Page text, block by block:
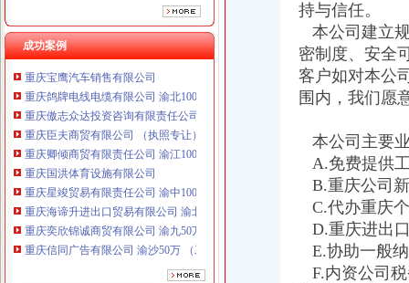
成功案例
重庆奕欣锦诚商贸有限公司 渝九50万 （工商注册）
重庆信同广告有限公司 渝沙50万 （工商注册）
重庆三虹房地产营销策划有限公司
重庆鸽牌电线电缆有限公司 渝北10010万 (进出口权)
重庆傲志众达投资咨询有限责任公司 渝九1000万 （增资）
重庆臣夫商贸有限公司 （执照专让）
重庆卿倾商贸有限责任公司 渝江100万 （工商注册）
重庆国洪体育设施有限公司
重庆星竣贸易有限责任公司 渝中100万 （进出口权）
重庆海谛升进出口贸易有限公司 渝北100万 （进出口权）
重庆奕欣锦诚商贸有限公司 渝九50万 （工商注册）
重庆信同广告有限公司 渝沙50万 （工商注册）
重庆三虹房地产营销策划有限公司
持与信任。
本公司建立
密制度、安全
客户如对本公
围内，我们愿
本公司主要
A.免费提供
B.重庆公司
C.代办重庆
D.重庆进出
E.协助一般
F.内资公司